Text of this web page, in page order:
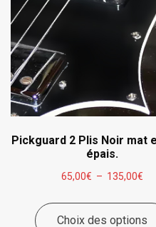
Pickguard 2 Plis Noir mat
épais.
65,00€ – 135,00€
prix
Choix des options